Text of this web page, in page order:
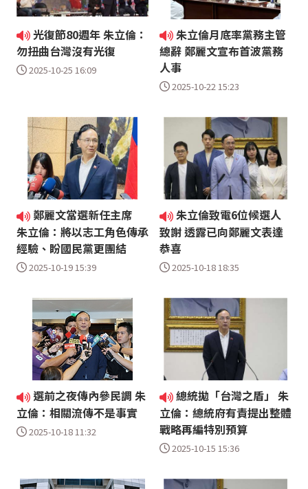
光復節80週年 朱立倫：
勿扭曲台灣沒有光復
2025-10-25 16:09
朱立倫月底率黨務主管
總辭 鄭麗文宣布首波黨務
人事
2025-10-22 15:23
鄭麗文當選新任主席
朱立倫：將以志工角色傳承
經驗、盼國民黨更團結
2025-10-19 15:39
朱立倫致電6位候選人
致謝 透露已向鄭麗文表達
恭喜
2025-10-18 18:35
選前之夜傳內參民調 朱
立倫：相關流傳不是事實
2025-10-18 11:32
總統拋「台灣之盾」 朱
立倫：總統府有責提出整體
戰略再編特別預算
2025-10-15 15:36